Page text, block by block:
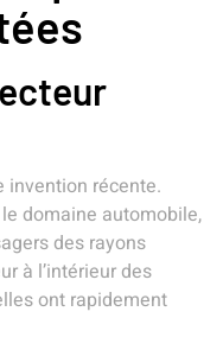
invention récente.
domaine automobile,
des rayons
à l’intérieur des
ont rapidement